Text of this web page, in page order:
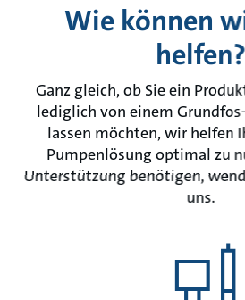
Wie können
helfen?
Ganz gleich, ob Sie ein
lediglich von einem
lassen möchten, wir helfen
Pumpenlösung optimal zu
Unterstützung benötigen,
uns.